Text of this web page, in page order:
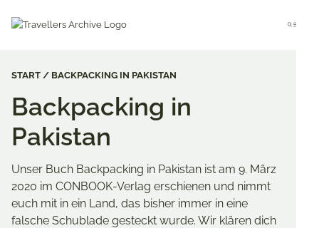
Menu
START BACKPACKING IN PAKISTAN
Backpacking in
Pakistan
Unser Buch Backpacking in Pakistan ist am 9. März
2020 im CONBOOK-Verlag erschienen und nimmt
euch mit in ein Land, das bisher immer in eine
falsche Schublade gesteckt wurde. Wir klären dich